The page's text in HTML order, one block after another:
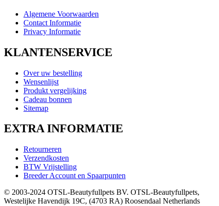
Algemene Voorwaarden
Contact Informatie
Privacy Informatie
KLANTENSERVICE
Over uw bestelling
Wensenlijst
Produkt vergelijking
Cadeau bonnen
Sitemap
EXTRA INFORMATIE
Retourneren
Verzendkosten
BTW Vrijstelling
Breeder Account en Spaarpunten
© 2003-2024 OTSL-Beautyfullpets BV. OTSL-Beautyfullpets,
Westelijke Havendijk 19C, (4703 RA) Roosendaal Netherlands